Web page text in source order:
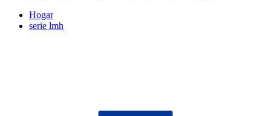
Hogar
serie lmh